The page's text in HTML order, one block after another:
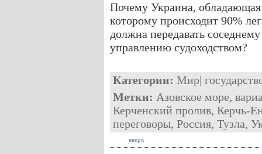
Почему Украина,
которому происходит 90%
должна передавать
управлению судоходством?
Категории: Мир|
Метки: Азовское море,
Керченский пролив, Керчь-
переговоры, Россия, Тузла,
вверх